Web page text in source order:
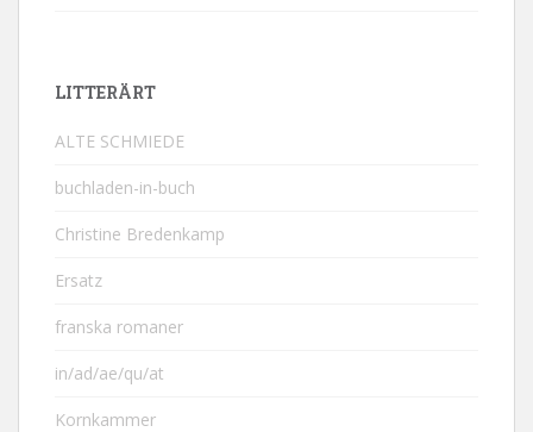
LITTERÄRT
ALTE SCHMIEDE
buchladen-in-buch
Christine Bredenkamp
Ersatz
franska romaner
in/ad/ae/qu/at
Kornkammer